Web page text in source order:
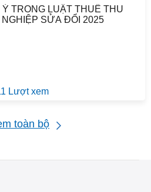
TRONG LUẬT THUẾ THU
SỬA ĐỔI 2025
Lượt xem
toàn bộ